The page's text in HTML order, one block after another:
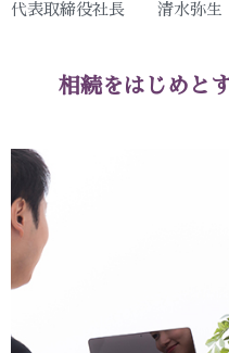
代表取締役社長 清水弥生
相続をはじめと